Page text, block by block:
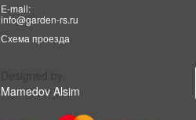
E-mail:
info@garden-rs.ru
Схема проезда
Designed by
Mamedov Alsim